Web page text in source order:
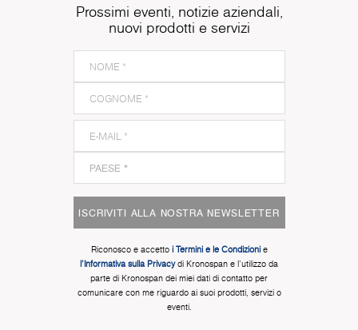
Prossimi eventi, notizie aziendali,
nuovi prodotti e servizi
ISCRIVITI ALLA NOSTRA NEWSLETTER
Riconosco e accetto i Termini e le Condizionie
l'Informativa sulla Privacydi Kronospan e l'utilizzo da
parte di Kronospan dei miei dati di contatto per
comunicare con me riguardo ai suoi prodotti, servizi o
eventi.